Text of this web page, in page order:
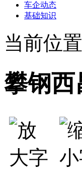
车企动态
基础知识
当前位
攀钢西